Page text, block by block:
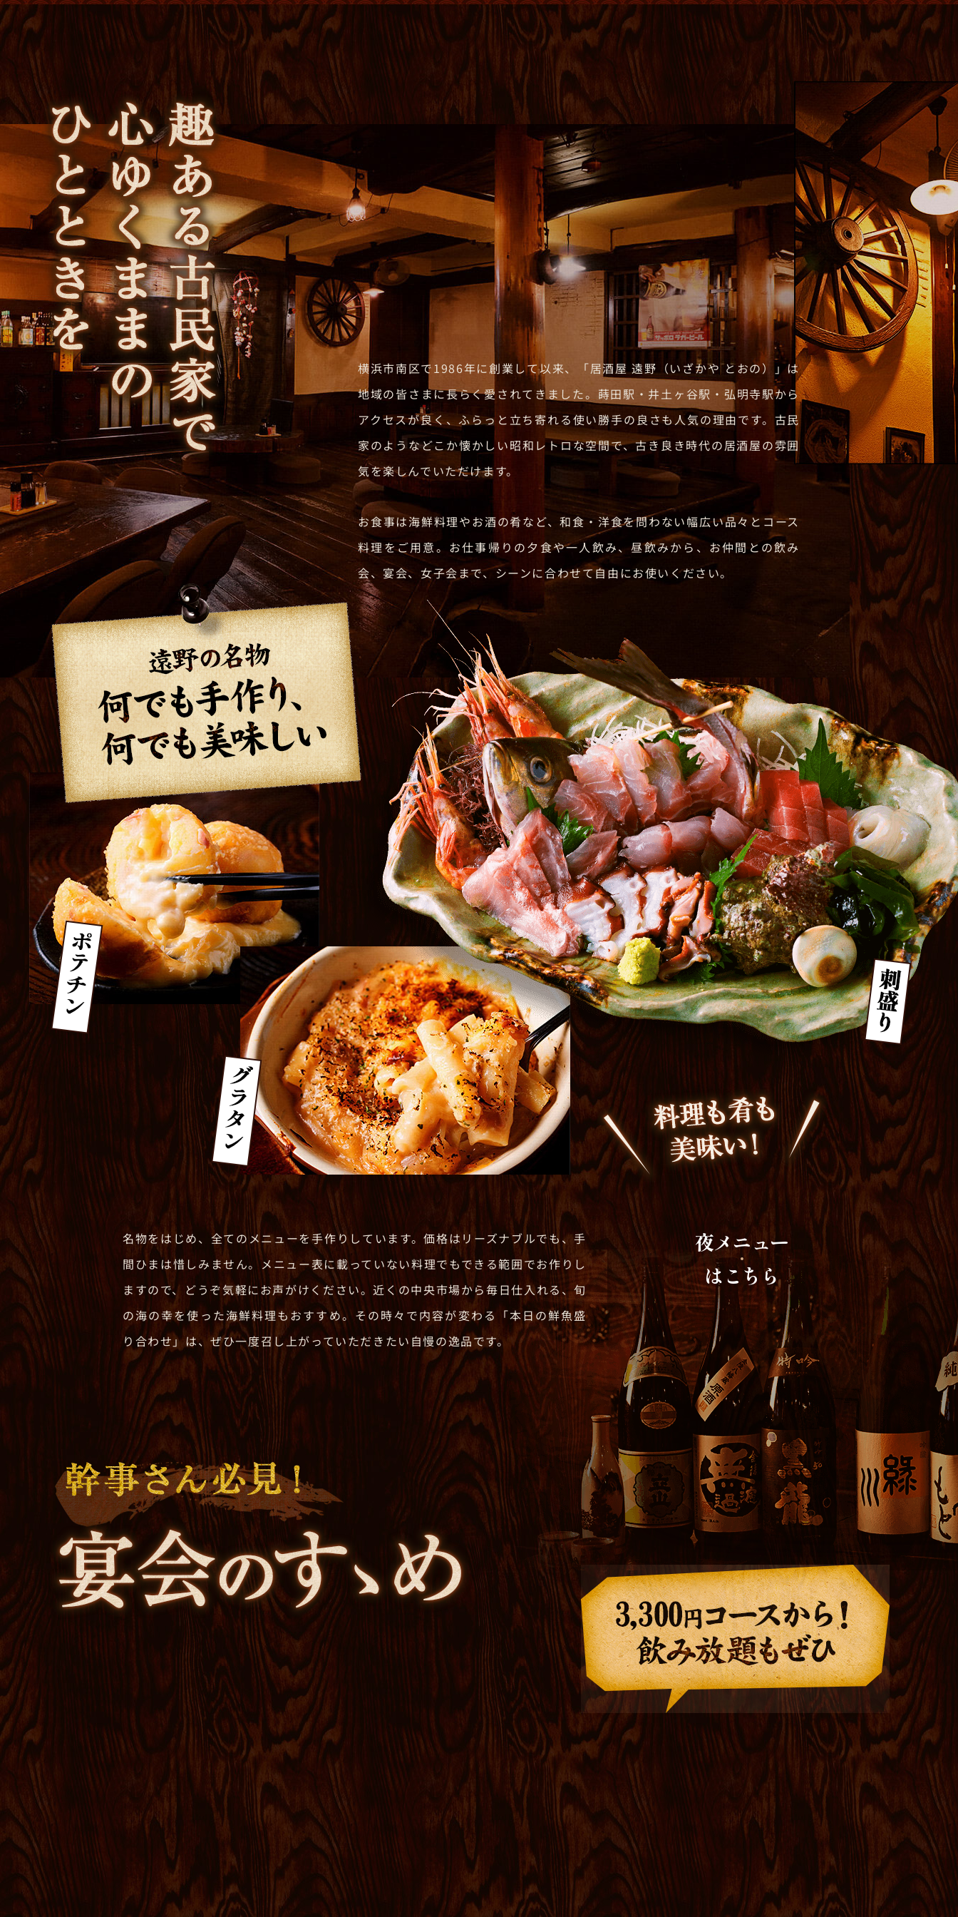
横浜市南区で1986年に創業して以来、「居酒屋 遠野（いざかや とおの）」は
地域の皆さまに長らく愛されてきました。蒔田駅・井土ヶ谷駅・弘明寺駅から
アクセスが良く、ふらっと立ち寄れる使い勝手の良さも人気の理由です。古民
家のようなどこか懐かしい昭和レトロな空間で、古き良き時代の居酒屋の雰囲
気を楽しんでいただけます。
お食事は海鮮料理やお酒の肴など、和食・洋食を問わない幅広い品々とコース
料理をご用意。お仕事帰りの夕食や一人飲み、昼飲みから、お仲間との飲み
会、宴会、女子会まで、シーンに合わせて自由にお使いください。
名物をはじめ、全てのメニューを手作りしています。価格はリーズナブルでも、手
間ひまは惜しみません。メニュー表に載っていない料理でもできる範囲でお作りし
ますので、どうぞ気軽にお声がけください。近くの中央市場から毎日仕入れる、旬
の海の幸を使った海鮮料理もおすすめ。その時々で内容が変わる「本日の鮮魚盛
り合わせ」は、ぜひ一度召し上がっていただきたい自慢の逸品です。
夜メニュー
はこちら